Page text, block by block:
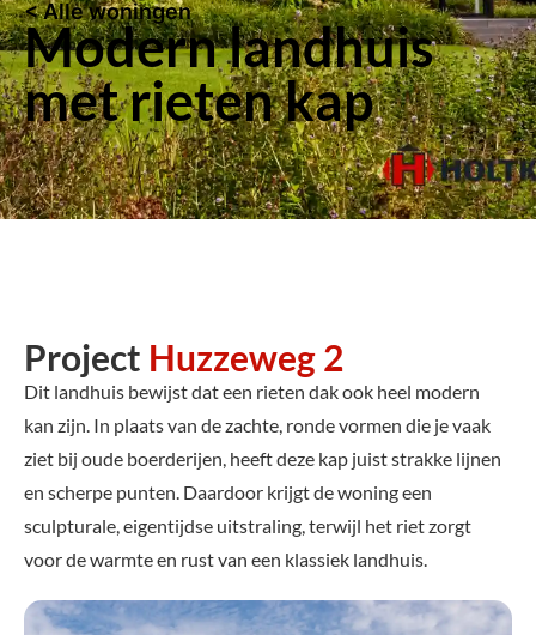
< Alle woningen
Modern landhuis
met rieten kap
Project Huzzeweg 2
Dit landhuis bewijst dat een rieten dak ook heel modern
kan zijn. In plaats van de zachte, ronde vormen die je vaak
ziet bij oude boerderijen, heeft deze kap juist strakke lijnen
en scherpe punten. Daardoor krijgt de woning een
sculpturale, eigentijdse uitstraling, terwijl het riet zorgt
voor de warmte en rust van een klassiek landhuis.